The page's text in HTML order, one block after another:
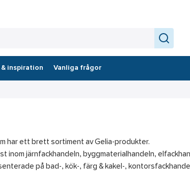
& inspiration Vanliga frågor
har ett brett sortiment av Gelia-produkter.
inom järnfackhandeln, byggmaterialhandeln,
på bad-, kök-, färg & kakel-,